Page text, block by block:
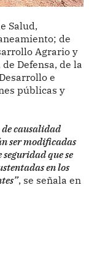
Salud,
de
Agrario y
Defensa, de la
e
públicas y
de causalidad
ser modificadas
seguridad que se
en los
, se señala en